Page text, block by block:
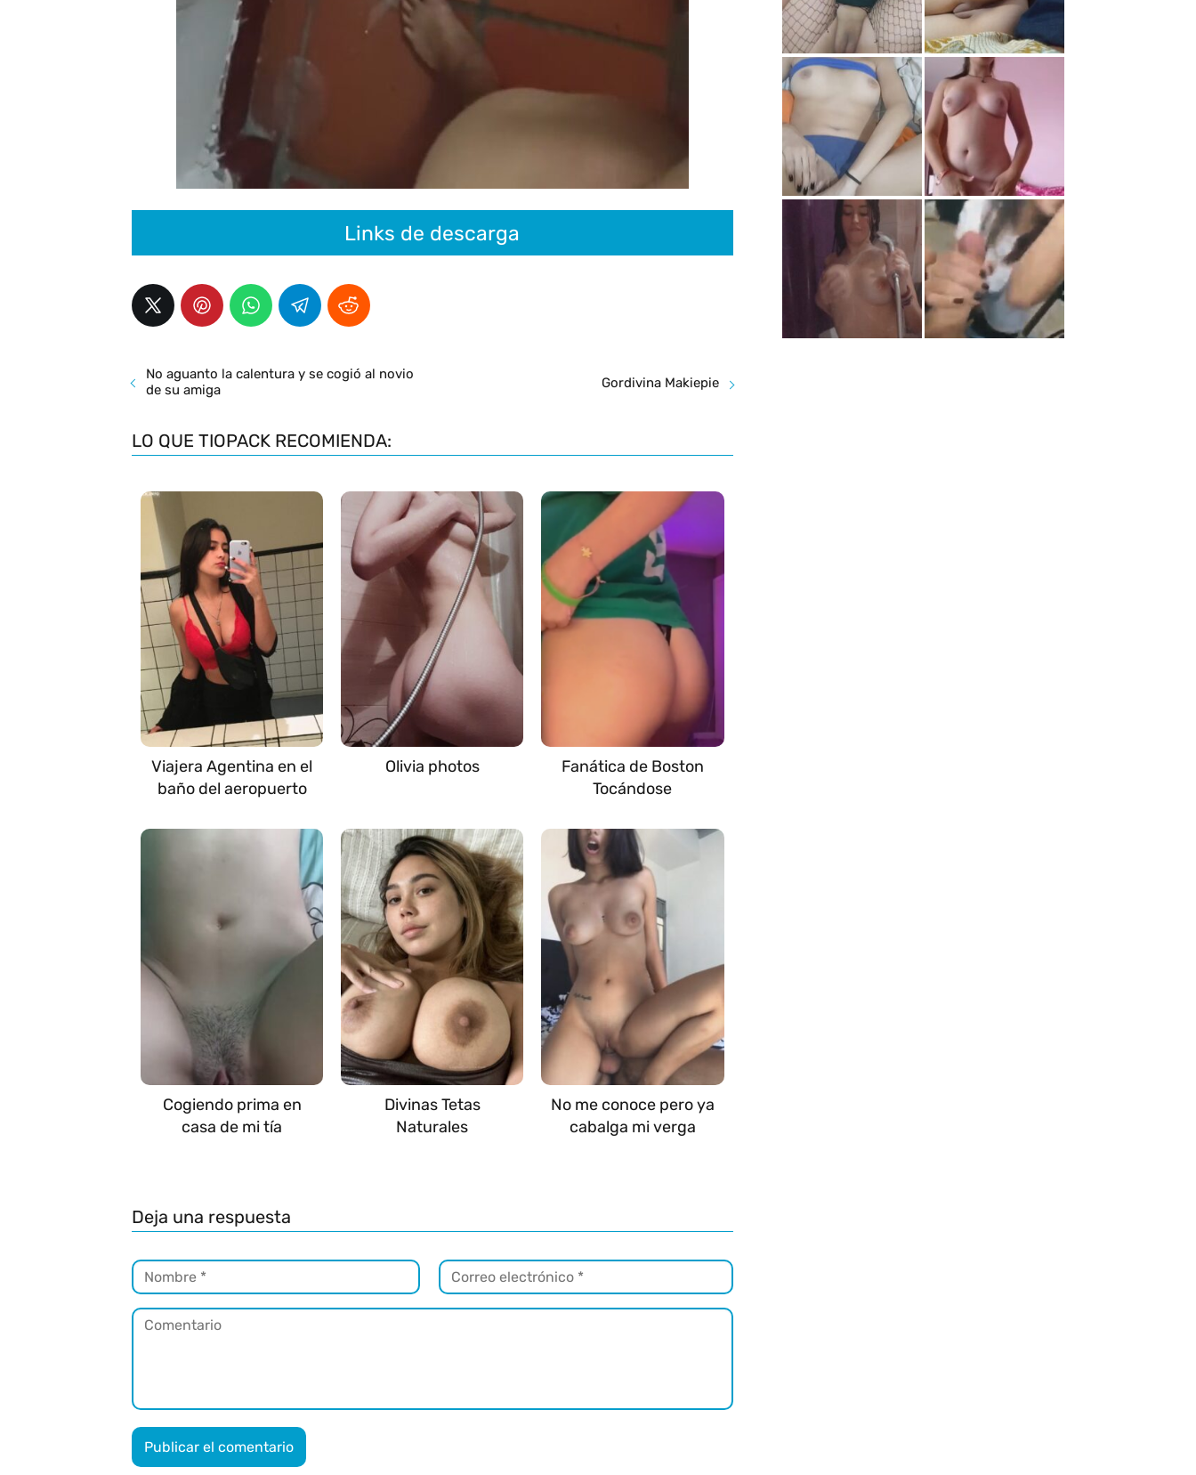
Links de descarga
No aguanto la calentura y se cogió al novio
de su amiga
Gordivina Makiepie
LO QUE TIOPACK RECOMIENDA:
Viajera Agentina en el
baño del aeropuerto
Olivia photos
Fanática de Boston
Tocándose
Cogiendo prima en
casa de mi tía
Divinas Tetas
Naturales
No me conoce pero ya
cabalga mi verga
Deja una respuesta